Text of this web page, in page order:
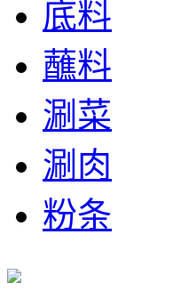
底料
蘸料
涮菜
涮肉
粉条